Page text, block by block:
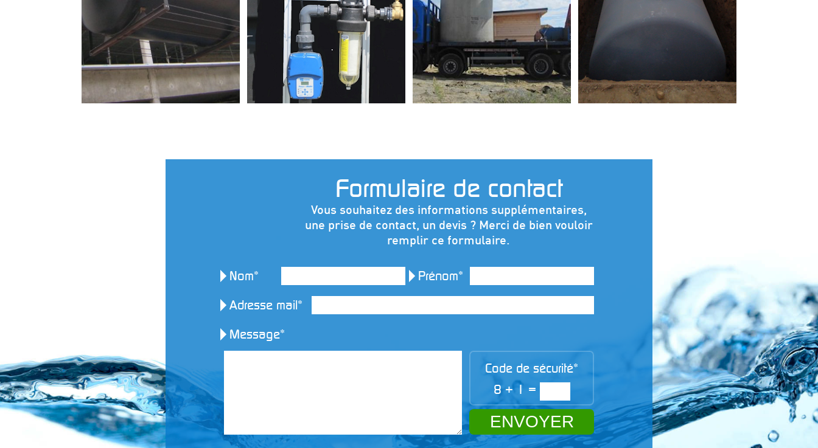
Formulaire de contact
Vous souhaitez des informations supplémentaires,
une prise de contact, un devis ? Merci de bien vouloir
remplir ce formulaire.
Nom* Prénom*
Adresse mail*
Message*
Code de sécurité*
8 + 1 =